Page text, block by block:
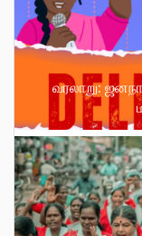
வரலாறு: